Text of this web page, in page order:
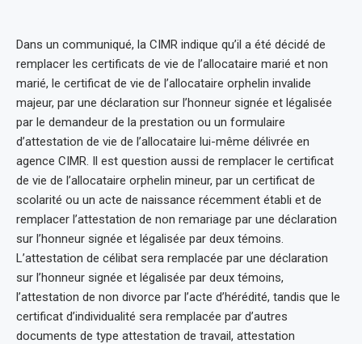
Dans un communiqué, la CIMR indique qu’il a été décidé de
remplacer les certificats de vie de l’allocataire marié et non
marié, le certificat de vie de l’allocataire orphelin invalide
majeur, par une déclaration sur l’honneur signée et légalisée
par le demandeur de la prestation ou un formulaire
d’attestation de vie de l’allocataire lui-même délivrée en
agence CIMR. Il est question aussi de remplacer le certificat
de vie de l’allocataire orphelin mineur, par un certificat de
scolarité ou un acte de naissance récemment établi et de
remplacer l’attestation de non remariage par une déclaration
sur l’honneur signée et légalisée par deux témoins.
L’attestation de célibat sera remplacée par une déclaration
sur l’honneur signée et légalisée par deux témoins,
l’attestation de non divorce par l’acte d’hérédité, tandis que le
certificat d’individualité sera remplacée par d’autres
documents de type attestation de travail, attestation